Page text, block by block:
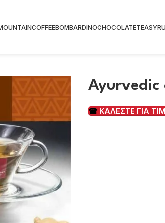
COFFEEBOMBARDINOCHOCOLATETEA
Ayurvedic
☎ΚΑΛΕΣΤΕ ΓΙΑ